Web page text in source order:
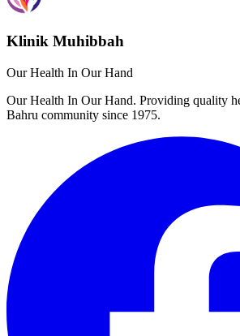
Klinik Muhibbah
Our Health In Our Hand
Our Health In Our Hand. Providing quality
Bahru community since 1975.